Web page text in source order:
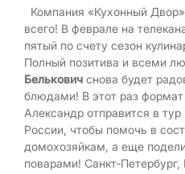
Компания «Кухонный
всего! В феврале на
пятый по счету сезон
Полный позитива и всеми
Белькович снова будет
блюдами! В этот раз
Александр отправится в
России, чтобы помочь в
домохозяйкам, а еще
поварами! Санкт-